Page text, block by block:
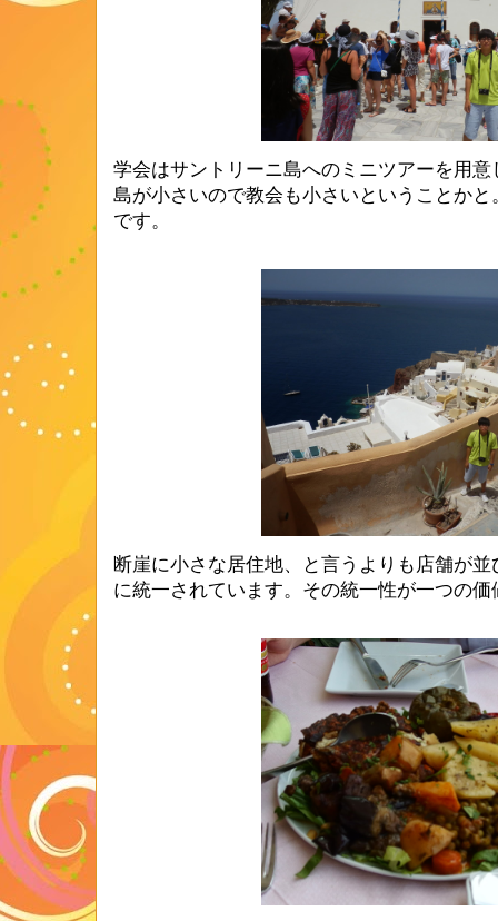
学会はサントリーニ島へのミニツアーを用
島が小さいので教会も小さいということか
です。
断崖に小さな居住地、と言うよりも店舗が
に統一されています。その統一性が一つの